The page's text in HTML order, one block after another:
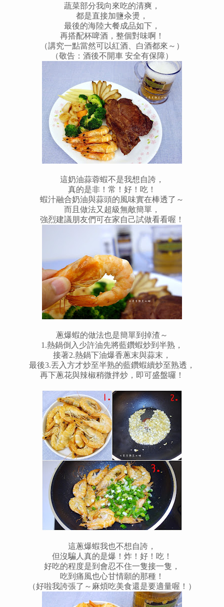
蔬菜部分我向來吃的清爽，
都是直接加鹽汆燙，
最後的海陸大餐成品如下，
再搭配杯啤酒，整個對味啊！
（講究一點當然可以紅酒、白酒都來～）
（敬告：酒後不開車 安全有保障）
這奶油蒜蓉蝦不是我想自誇，
真的是非！常！好！吃！
蝦汁融合奶油與蒜頭的風味實在棒透了～
而且做法又超級無敵簡單，
強烈建議朋友們可在家自己試做看看喔！
蔥爆蝦的做法也是簡單到掉渣～
1.熱鍋倒入少許油先將藍鑽蝦炒到半熟，
接著2.熱鍋下油爆香蔥末與蒜末，
最後3.丟入方才炒至半熟的藍鑽蝦續炒至熟透，
再下蔥花與辣椒稍微拌炒，即可盛盤囉！
這蔥爆蝦我也不想自誇，
但沒騙人真的是爆！炸！好！吃！
好吃的程度是到會忍不住一隻接一隻，
吃到痛風也心甘情願的那種！
（好啦我誇張了～麻煩吃美食還是要適量喔！）